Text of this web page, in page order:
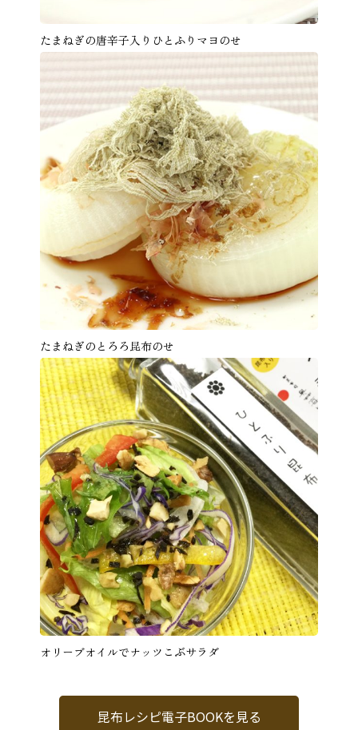
たまねぎの唐辛子入りひとふりマヨのせ
たまねぎのとろろ昆布のせ
オリーブオイルでナッツこぶサラダ
昆布レシピ電子BOOKを見る